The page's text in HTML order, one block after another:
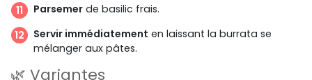
Parsemer de basilic frais.
Servir immédiatement en laissant la burrata se
mélanger aux pâtes.
🌿 Variantes